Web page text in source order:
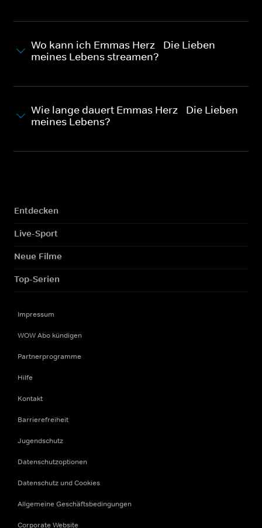
Wo kann ich Emmas Herz - Die Lieben
meines Lebens streamen?
Wie lange dauert Emmas Herz - Die Lieben
meines Lebens?
Entdecken
Live-Sport
Neue Filme
Top-Serien
Impressum
WOW Abo kündigen
Partnerprogramme
Hilfe
Kontakt
Barrierefreiheit
Jugendschutz
Datenschutzoptionen
Datenschutz und Cookies
Allgemeine Geschäftsbedingungen
Corporate Website